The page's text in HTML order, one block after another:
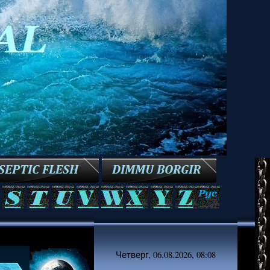
Четверг, 06.08.2026, 08:08